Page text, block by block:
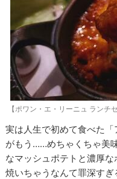
【ポワン・エ・リーニュ ラン
実は人生で初めて食べた
がもう……めちゃくちゃ美
なマッシュポテトと濃厚
焼いちゃうなんて罪深す